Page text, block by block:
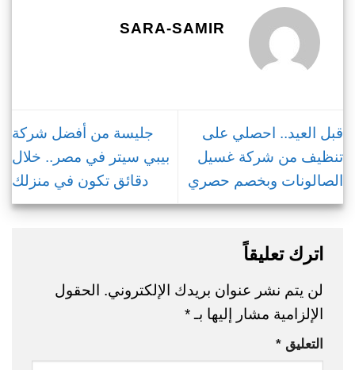
SARA-SAMIR
قبل العيد.. احصلي على
تنظيف من شركة غسيل
الصالونات وبخصم حصري
جليسة من أفضل شركة
بيبي سيتر في مصر.. خلال
دقائق تكون في منزلك
اترك تعليقاً
لن يتم نشر عنوان بريدك الإلكتروني. الحقول
الإلزامية مشار إليها بـ*
التعليق *